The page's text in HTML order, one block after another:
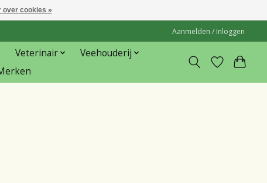
Aanmelden / Inloggen
Veterinair
Veehouderij
over cookies »